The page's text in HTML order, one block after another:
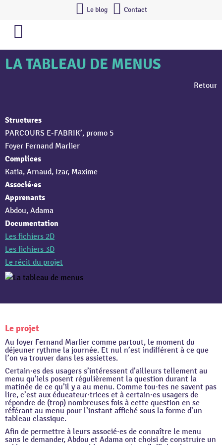
Le blog Contact
LA TABLEAU DE MENUS
Retour
Structures
PARCOURS E-FABRIK’, promo 5
Foyer Fernand Marlier
Complices
Katia, Arnaud, Izar, Maxime
Associé·es
Apprenants
Abdou, Adama
Documentation
Les fichiers 2D
Les fichiers 3D
Le récit du projet
Le projet
Au foyer Fernand Marlier comme partout, le moment du
déjeuner rythme la journée. Et nul n’est indifférent à ce que
l’on va trouver dans les assiettes.
Certain·es des usagers s’intéressent d’ailleurs tellement au
menu qu’iels posent régulièrement la question durant la
matinée de ce qu’il y a au menu. Comme tou·tes ne savent pas
lire, c’est aux éducateur·trices et à certain·es usagers de
répondre de (trop) nombreuses fois à cette question en se
référant au menu pour l’instant affiché sous la forme d’un
tableau classique.
Afin de permettre à leurs associé·es de connaître le menu
sans le demander, Abdou et Adama ont choisi de construire un